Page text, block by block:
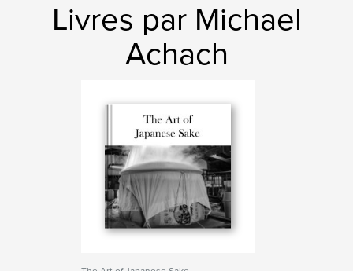
Livres par Michael
Achach